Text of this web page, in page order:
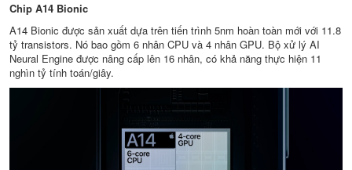
Chip A14 Bionic
A14 Bionic được sản xuất dựa trên tiến trình 5nm hoàn toàn mới với 11.8
tỷ transistors. Nó bao gồm 6 nhân CPU và 4 nhân GPU. Bộ xử lý AI
Neural Engine được nâng cấp lên 16 nhân, có khả năng thực hiện 11
nghìn tỷ tính toán/giây.